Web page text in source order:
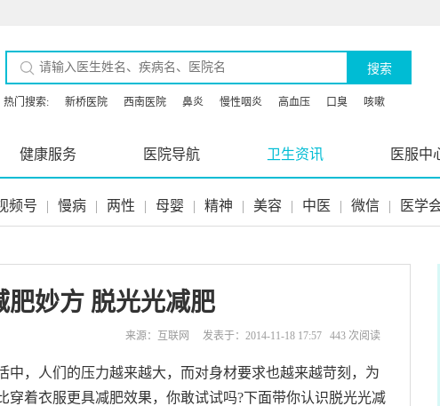
搜索
热门搜索: 新桥医院 西南医院 鼻炎 慢性咽炎 高血压 口臭 咳嗽
健康服务 医院导航 卫生资讯 医服中
频号 | 慢病 | 两性 | 母婴 | 精神 | 美容 | 中医 | 微信 | 医学
肥妙方 脱光光减肥
来源：互联网 发表于：2014-11-18 17:57 443 次阅读
中，人们的压力越来越大，而对身材要求也越来越苛刻，为
着衣服更具减肥效果，你敢试试吗?下面带你认识脱光光减